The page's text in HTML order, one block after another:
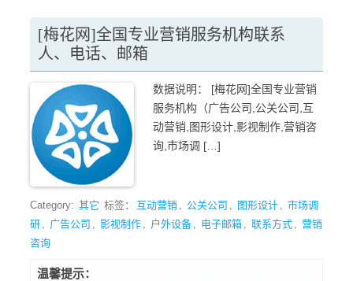
[梅花网]全国专业营销服务机构联系
人、电话、邮箱
数据说明： [梅花网]全国专业营销
服务机构（广告公司,公关公司,互
动营销,图形设计,影视制作,营销咨
询,市场调 […]
Category: 其它 标签： 互动营销 , 公关公司 , 图形设计 , 市场调
研 , 广告公司 , 影视制作 , 户外设备 , 电子邮箱 , 联系方式 , 营销
咨询
温馨提示：